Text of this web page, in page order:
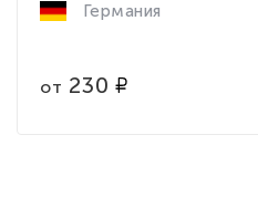
Германия
от 230